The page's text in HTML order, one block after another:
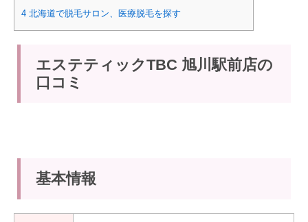
4 北海道で脱毛サロン、医療脱毛を探す
エステティックTBC 旭川駅前店の
口コミ
基本情報